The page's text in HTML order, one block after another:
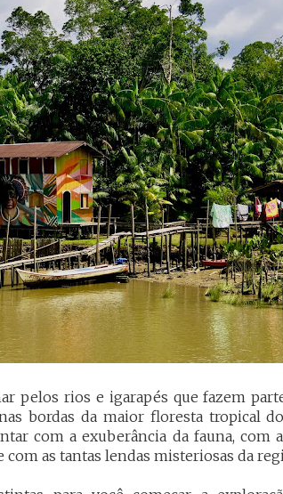
pelos rios e igarapés que fazem
bordas da maior floresta tropical
com a exuberância da fauna, com
as tantas lendas misteriosas da